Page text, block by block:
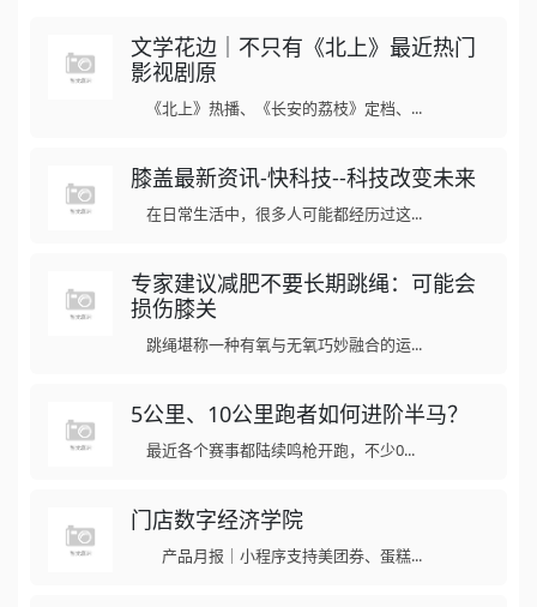
文学花边｜不只有《北上》最近热门
影视剧原
《北上》热播、《长安的荔枝》定档、...
膝盖最新资讯-快科技--科技改变未来
在日常生活中，很多人可能都经历过这...
专家建议减肥不要长期跳绳：可能会
损伤膝关
跳绳堪称一种有氧与无氧巧妙融合的运...
5公里、10公里跑者如何进阶半马？
最近各个赛事都陆续鸣枪开跑，不少0...
门店数字经济学院
产品月报｜小程序支持美团券、蛋糕...